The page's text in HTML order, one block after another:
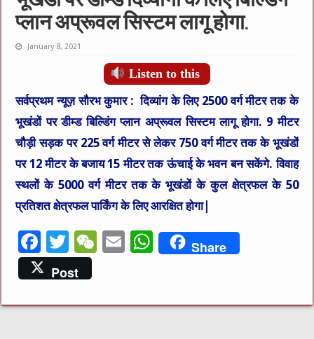
प्लान अप्रूवल सिस्टम लागू होगा.
January 8, 2021
Listen to this
सर्वप्रथम न्यूज़ सौरभ कुमार : दिव्यांग के लिए 2500 वर्ग मीटर तक के
भूखंडों परडीम्ड बिल्डिंग प्लानअप्रूवल सिस्टम लागू होगा. 9 मीटर
चौड़ी सड़क पर 225 वर्ग मीटर से लेकर 750 वर्ग मीटर तक के भूखंडों
पर 12 मीटर के बजाय 15 मीटर तक ऊंचाई के भवन बन सकेंगे. विवाह
स्थलों के 5000 वर्ग मीटर तक के भूखंडों के कुल क्षेत्रफल के 50
प्रतिशत क्षेत्रफल पार्किंग के लिए आरक्षित होगा|
F
a
c
e
T
w
it
te
W
h
E
l
W
s
Share
Post